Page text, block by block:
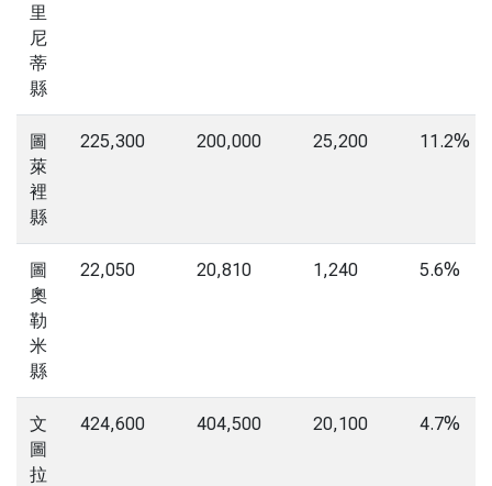
里
尼
蒂
縣
圖
萊
裡
縣
225,300 200,000 25,200 11.2%
圖
奧
勒
米
縣
22,050 20,810 1,240 5.6%
文
圖
拉
424,600 404,500 20,100 4.7%